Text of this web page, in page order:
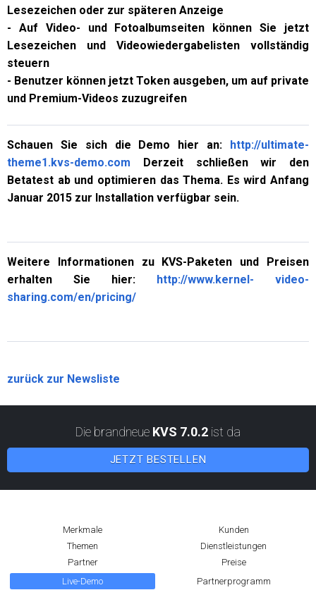
Lesezeichen oder zur späteren Anzeige
- Auf Video- und Fotoalbumseiten können Sie jetzt
Lesezeichen und Videowiedergabelisten vollständig
steuern
- Benutzer können jetzt Token ausgeben, um auf private
und Premium-Videos zuzugreifen
Schauen Sie sich die Demo hier an: http://ultimate-
theme1.kvs-demo.com Derzeit schließen wir den
Betatest ab und optimieren das Thema. Es wird Anfang
Januar 2015 zur Installation verfügbar sein.
Weitere Informationen zu KVS-Paketen und Preisen
erhalten Sie hier:
http://www.kernel- video-
sharing.com/en/pricing/
zurück zur Newsliste
Die brandneue KVS 7.0.2 ist da
JETZT BESTELLEN
Merkmale
Kunden
Themen
Dienstleistungen
Partner
Preise
Live-Demo
Partnerprogramm